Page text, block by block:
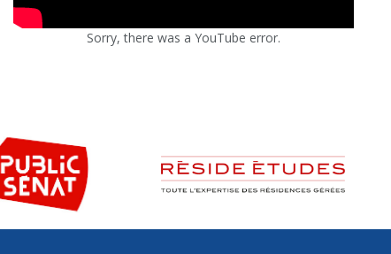
Sorry, there was a YouTube error.